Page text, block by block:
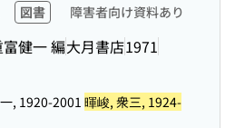
図書 障害者向け資料あり
健一 編大月書店1971
, 1920-2001 暉峻, 衆三, 1924-